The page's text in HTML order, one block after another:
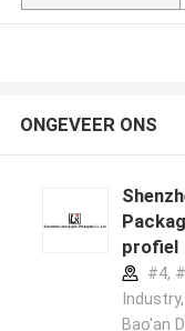
ONGEVEER ONS
profiel
#4,
Bao'an